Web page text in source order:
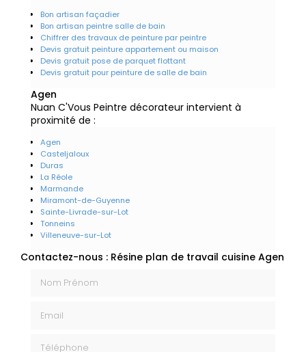
Bon artisan façadier
Bon artisan peintre salle de bain
Chiffrer des travaux de peinture par peintre
Devis gratuit peinture appartement ou maison
Devis gratuit pose de parquet flottant
Devis gratuit pour peinture de salle de bain
Agen
Nuan C'Vous Peintre décorateur intervient à
proximité de :
Agen
Casteljaloux
Duras
La Réole
Marmande
Miramont-de-Guyenne
Sainte-Livrade-sur-Lot
Tonneins
Villeneuve-sur-Lot
Contactez-nous : Résine plan de travail cuisine Agen